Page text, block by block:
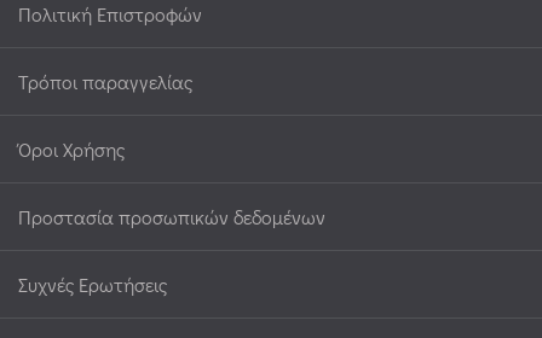
Πολιτική Επιστροφών
Τρόποι παραγγελίας
Όροι Χρήσης
Προστασία προσωπικών δεδομένων
Συχνές Ερωτήσεις